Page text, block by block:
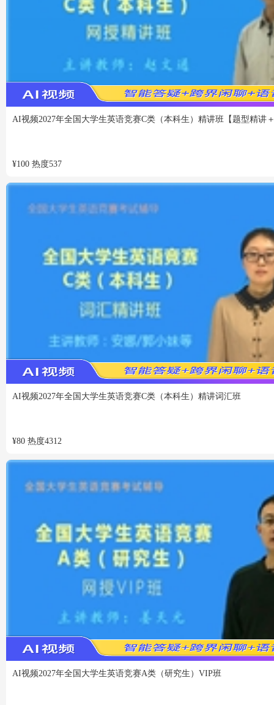
免费
AI视频2027年全国大学生英语竞赛C类（本科生）精讲班【题型精讲
¥100 热度537
免费
AI视频2027年全国大学生英语竞赛C类（本科生）精讲词汇班
¥80 热度4312
免费
AI视频2027年全国大学生英语竞赛A类（研究生）VIP班